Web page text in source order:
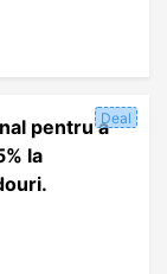
Deal
pentru a
la